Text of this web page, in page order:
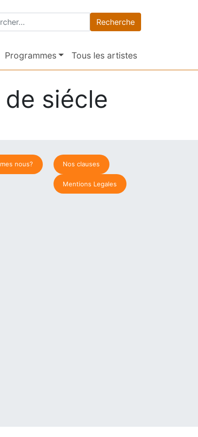
pour :
Programmes Tous les artistes
siécle
nous? Nos clauses
Mentions Legales